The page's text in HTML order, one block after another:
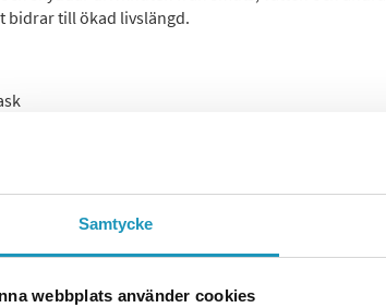
Samtycke
webbplats använder cookies
bidrar till ökad livslängd.
fram och bak samt inre och yttre position